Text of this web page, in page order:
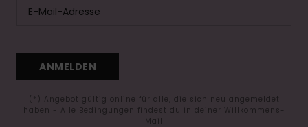
ANMELDEN
(*) Angebot gültig online für alle, die sich neu angemeldet
haben - Alle Bedingungen findest du in deiner Willkommens-
Mail